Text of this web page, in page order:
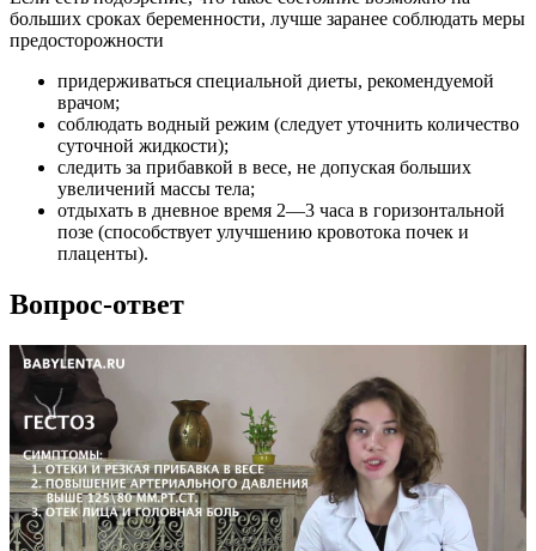
больших сроках беременности, лучше заранее соблюдать меры
предосторожности
придерживаться специальной диеты, рекомендуемой
врачом;
соблюдать водный режим (следует уточнить количество
суточной жидкости);
следить за прибавкой в весе, не допуская больших
увеличений массы тела;
отдыхать в дневное время 2—3 часа в горизонтальной
позе (способствует улучшению кровотока почек и
плаценты).
Вопрос-ответ